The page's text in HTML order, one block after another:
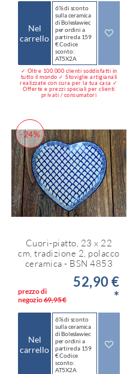
Nel
carrello
6% di sconto
sulla ceramica
di Bolesławiec
per ordini a
partire da 159
€ Codice
sconto:
AT5X2A
✓ Oltre 100.000 clienti soddisfatti in
tutto il mondo ✓ Stoviglie artigianali
realizzate con cura per la tua casa ✓
Offerte e prezzi speciali per clienti
privati / consumatori
-24%
Cuori-piatto, 23 x 22
cm, tradizione 2, polacco
ceramica - BSN 4853
prezzo di
negozio69,95 €
52,90 €
*
Nel
carrello
6% di sconto
sulla ceramica
di Bolesławiec
per ordini a
partire da 159
€ Codice
sconto:
AT5X2A